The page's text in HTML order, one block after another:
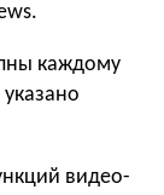
каждому
видео-